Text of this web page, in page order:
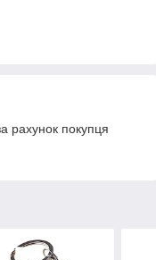
рахунок покупця